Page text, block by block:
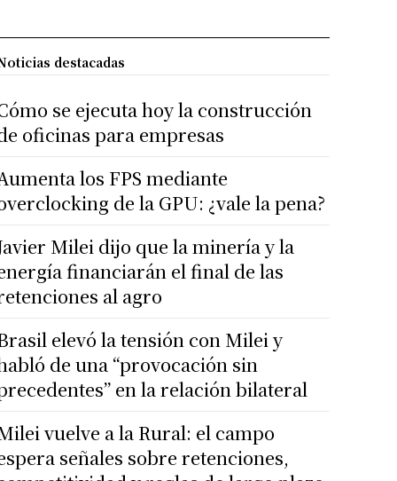
destacadas
se ejecuta hoy la construcción
oficinas para empresas
los FPS mediante
de la GPU: ¿vale la pena?
Milei dijo que la minería y la
financiarán el final de las
al agro
elevó la tensión con Milei y
de una “provocación sin
en la relación bilateral
vuelve a la Rural: el campo
señales sobre retenciones,